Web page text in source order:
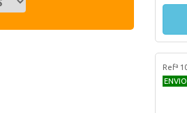
Refª